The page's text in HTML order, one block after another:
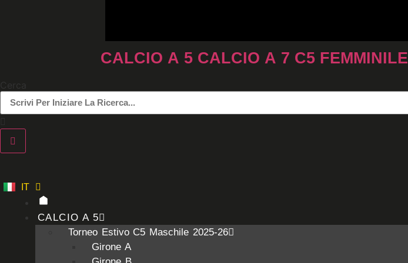
CALCIO A 5 CALCIO A 7 C5 FEMMINILE
Cerca
IT
ES
CALCIO A 5
Torneo Estivo C5 Maschile 2025-26
Girone A